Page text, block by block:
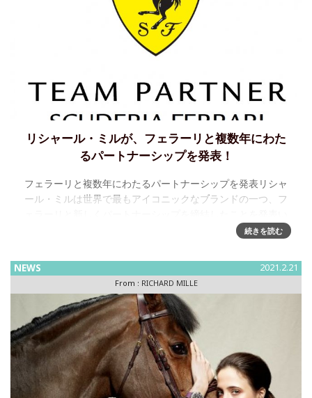
リシャール・ミルが、フェラーリと複数年にわた
るパートナーシップを発表！
フェラーリと複数年にわたるパートナーシップを発表リシャ
ール・ミルは世界で最もアイコニックなブランドの一つ、フ
たします。レジェンドであるエンツォ・フェラーリによって
続きを読む
NEWS 2021.2.21
From : RICHARD MILLE